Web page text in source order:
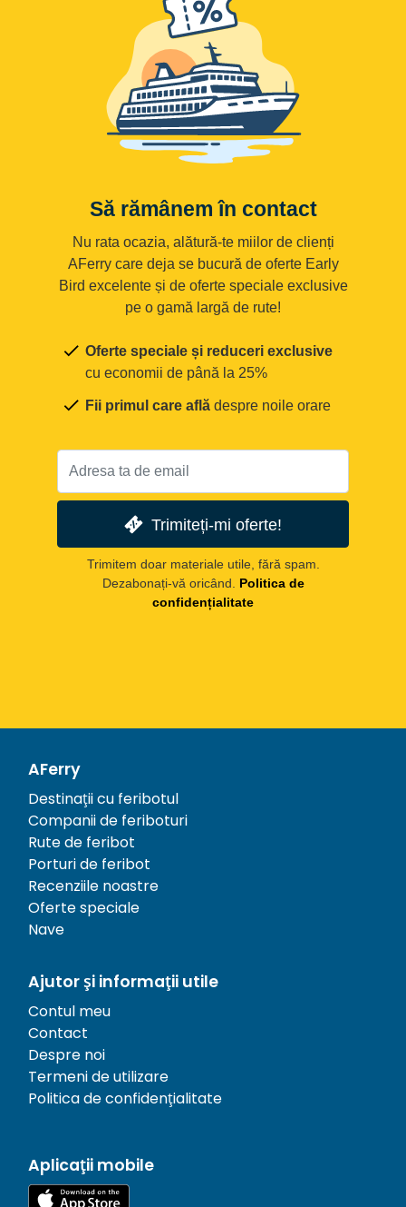
Să rămânem în contact
Nu rata ocazia, alătură-te miilor de clienți
AFerry care deja se bucură de oferte Early
Bird excelente și de oferte speciale exclusive
pe o gamă largă de rute!
Oferte speciale și reduceri exclusive
cu economii de până la 25%
Fii primul care află despre noile orare
Trimiteți-mi oferte!
Trimitem doar materiale utile, fără spam.
Dezabonați-vă oricând.
Politica de
confidențialitate
AFerry
Destinații cu feribotul
Companii de feriboturi
Rute de feribot
Porturi de feribot
Recenziile noastre
Oferte speciale
Nave
Ajutor și informații utile
Contul meu
Contact
Despre noi
Termeni de utilizare
Politica de confidențialitate
Aplicații mobile